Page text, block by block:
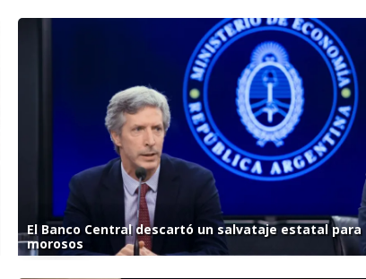
El Banco Central descartó un salvataje estatal para
morosos